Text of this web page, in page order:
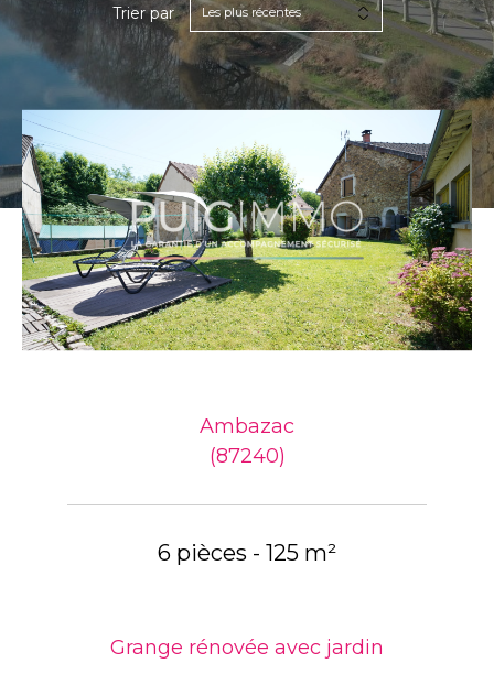
Trier par Les plus récentes
Ambazac
(87240)
6 pièces - 125 m²
Grange rénovée avec jardin